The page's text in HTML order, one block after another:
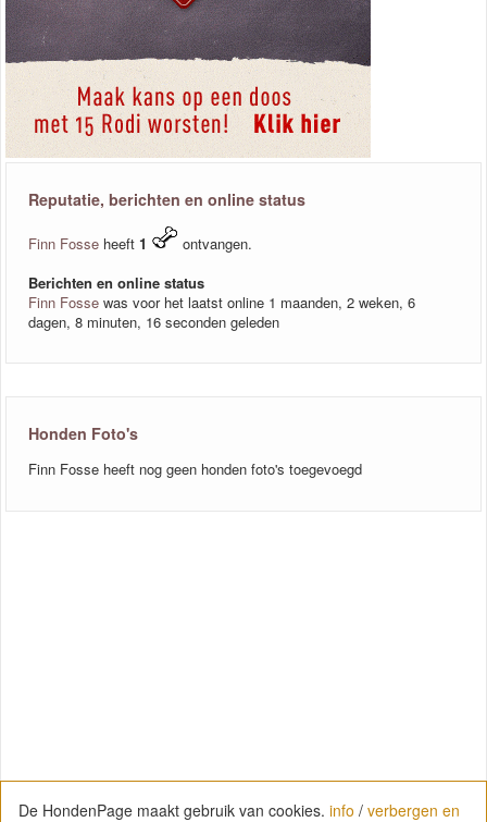
Reputatie, berichten en online status
Finn Fosse heeft 1
ontvangen.
Berichten en online status
Finn Fosse was voor het laatst online 1 maanden, 2 weken, 6
dagen, 8 minuten, 16 seconden geleden
Honden Foto's
Finn Fosse heeft nog geen honden foto's toegevoegd
De HondenPage maakt gebruik van cookies. info / verbergen en